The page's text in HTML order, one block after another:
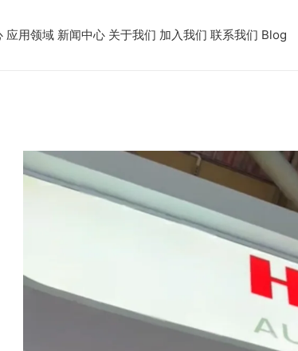
应用领域 新闻中心 关于我们 加入我们 联系我们 Blog